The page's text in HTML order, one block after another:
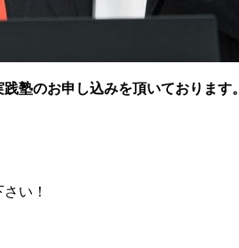
塾のお申し込みを頂いております
い！